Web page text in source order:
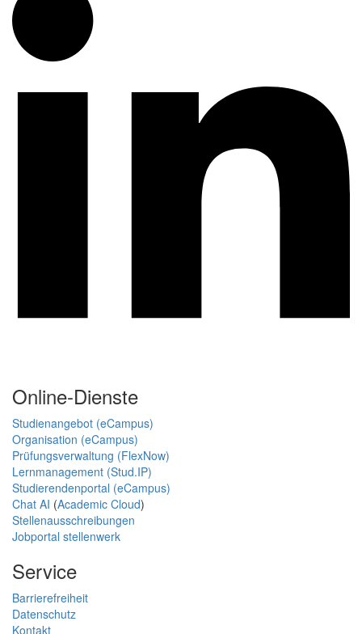
Online-Dienste
Studienangebot (eCampus)
Organisation (eCampus)
Prüfungsverwaltung (FlexNow)
Lernmanagement (Stud.IP)
Studierendenportal (eCampus)
Chat AI (Academic Cloud)
Stellenausschreibungen
Jobportal stellenwerk
Service
Barrierefreiheit
Datenschutz
Kontakt